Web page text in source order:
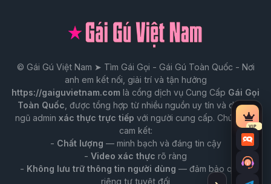
© Gái Gú Việt Nam ➤ Tìm Gái Gọi - Gái Gú Toàn Quốc - Nơi
anh em kết nối, giải trí và tận hưởng
https://gaiguvietnam.com là cổng dịch vụ Cung Cấp Gái Gọi
Toàn Quốc , được tổng hợp từ nhiều nguồn uy tín và do đội
ngũ admin xác thực trực tiếp với người cung cấp. Chúng tôi
cam kết:
- Chất lượng — minh bạch và đáng tin cậy
- Video xác thực rõ ràng
- Không lưu trữ thông tin người dùng — đảm bảo quyền
riêng tư tuyệt đối
VIP
Tài
VIP
Trò